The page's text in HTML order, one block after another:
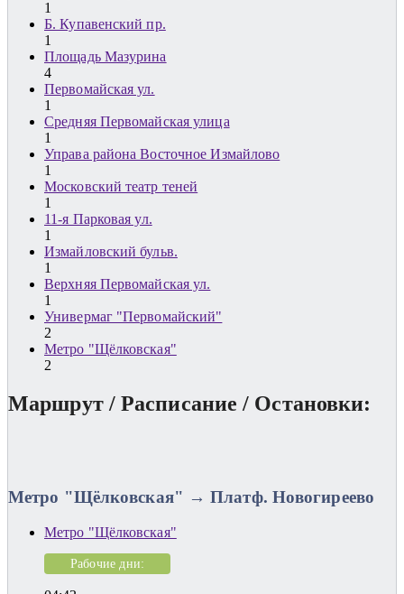
1
Б. Купавенский пр.
1
Площадь Мазурина
4
Первомайская ул.
1
Средняя Первомайская улица
1
Управа района Восточное Измайлово
1
Московский театр теней
1
11-я Парковая ул.
1
Измайловский бульв.
1
Верхняя Первомайская ул.
1
Универмаг "Первомайский"
2
Метро "Щёлковская"
2
Маршрут / Расписание / Остановки:
Метро "Щёлковская" → Платф. Новогиреево
Метро "Щёлковская"
Рабочие дни: